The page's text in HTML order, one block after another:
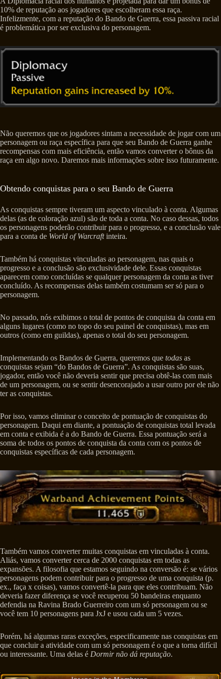
10% de reputação aos jogadores que escolheram essa raça.
Infelizmente, com a reputação do Bando de Guerra, essa passiva racial
é problemática por ser exclusiva do personagem.
Não queremos que os jogadores sintam a necessidade de jogar com um
personagem ou raça específica para que seu Bando de Guerra ganhe
recompensas com mais eficiência, então vamos converter o bônus da
raça em algo novo. Daremos mais informações sobre isso futuramente.
Obtendo conquistas para o seu Bando de Guerra
As conquistas sempre tiveram um aspecto vinculado à conta. Algumas
delas (as de coloração azul) são de toda a conta. No caso dessas, todos
os personagens poderão contribuir para o progresso, e a conclusão vale
para a conta de World of Warcraftinteira.
Também há conquistas vinculadas ao personagem, nas quais o
progresso e a conclusão são exclusividade dele. Essas conquistas
aparecem como concluídas se qualquer personagem da conta as tiver
concluído. As recompensas delas também costumam ser só para o
personagem.
No passado, nós exibimos o total de pontos de conquista da conta em
alguns lugares (como no topo do seu painel de conquistas), mas em
outros (como em guildas), apenas o total do seu personagem.
Implementando os Bandos de Guerra, queremos que todas as
conquistas sejam “do Bandos de Guerra”. As conquistas são suas,
jogador, então você não deveria sentir que precisa obtê-las com mais
de um personagem, ou se sentir desencorajado a usar outro por ele não
ter as conquistas.
Por isso, vamos eliminar o conceito de pontuação de conquistas do
personagem. Daqui em diante, a pontuação de conquistas total levada
em conta e exibida é a do Bando de Guerra. Essa pontuação será a
soma de todos os pontos de conquista da conta com os pontos de
conquistas específicas de cada personagem.
Também vamos converter muitas conquistas em vinculadas à conta.
Aliás, vamos converter cerca de 2000 conquistas em todas as
expansões. A filosofia que estamos seguindo na conversão é: se vários
personagens podem contribuir para o progresso de uma conquista (p.
ex., faça x coisas), vamos convertê-la para que eles contribuam. Não
deveria fazer diferença se você recuperou 50 bandeiras enquanto
defendia na Ravina Brado Guerreiro com um só personagem ou se
você tem 10 personagens para JxJ e usou cada um 5 vezes.
Porém, há algumas raras exceções, especificamente nas conquistas em
que concluir a atividade com um só personagem é o que a torna difícil
ou interessante. Uma delas é Dormir não dá reputação.